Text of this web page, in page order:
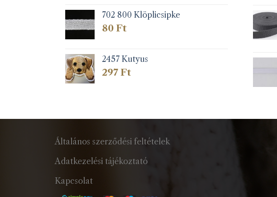
702 800 Klöplicsipke
80 Ft
2457 Kutyus
297 Ft
Általános szerződési feltételek
Adatkezelési tájékoztató
Kapcsolat